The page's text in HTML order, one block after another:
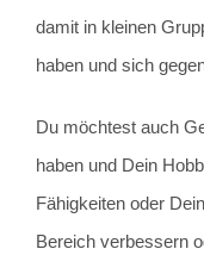
damit in kleinen
haben und sich
Du möchtest auch
haben und Dein
Fähigkeiten oder
Bereich verbessern